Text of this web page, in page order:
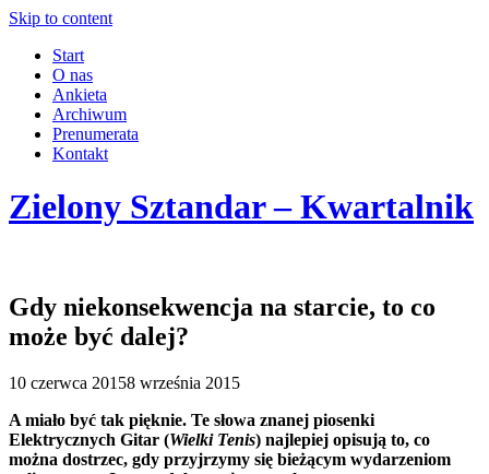
Skip to content
Start
O nas
Ankieta
Archiwum
Prenumerata
Kontakt
Zielony Sztandar – Kwartalnik
Gdy niekonsekwencja na starcie, to co
może być dalej?
10 czerwca 20158 września 2015
A miało być tak pięknie. Te słowa znanej piosenki
Elektrycznych Gitar (Wielki Tenis) najlepiej opisują to, co
można dostrzec, gdy przyjrzymy się bieżącym wydarzeniom